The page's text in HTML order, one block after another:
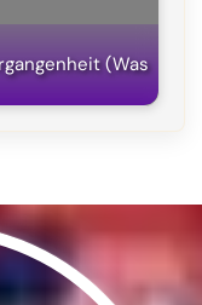
(Was